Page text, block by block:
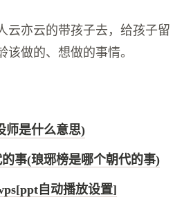
云亦云的带孩子去，给孩子留
该做的、想做的事情。
师是什么意思)
事(琅琊榜是哪个朝代的事)
自动播放设置]